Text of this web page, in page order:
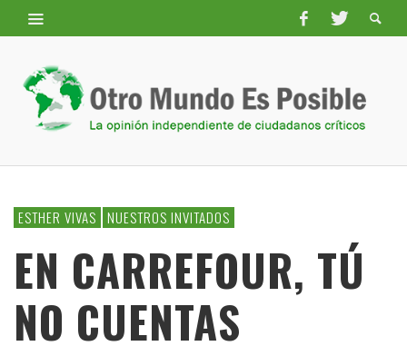
ESTHER VIVAS NUESTROS INVITADOS
EN CARREFOUR, TÚ
NO CUENTAS